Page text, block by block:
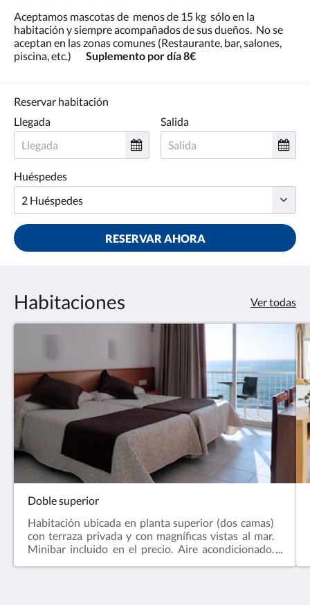
Aceptamos mascotas de menos de 15 kg sólo en la
habitación y siempre acompañados de sus dueños. No se
aceptan en las zonas comunes (Restaurante, bar, salones,
piscina, etc.) Suplemento por día 8€
Reservar habitación
Llegada
Salida
Huéspedes
RESERVAR AHORA
Habitaciones Ver todas
Doble superior
Habitación ubicada en planta superior (dos camas)
con terraza privada y con magníficas vistas al mar.
Minibar incluido en el precio. Aire acondicionado.